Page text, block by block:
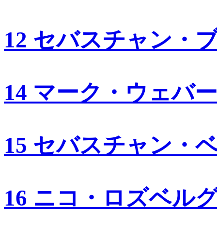
12 セバスチャン・
14 マーク・ウェバー
15 セバスチャン・
16 ニコ・ロズベル